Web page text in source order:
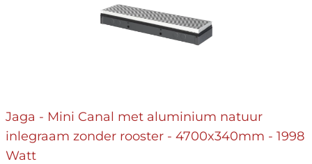
Jaga - Mini Canal met aluminium natuur
inlegraam zonder rooster - 4700x340mm - 1998
Watt